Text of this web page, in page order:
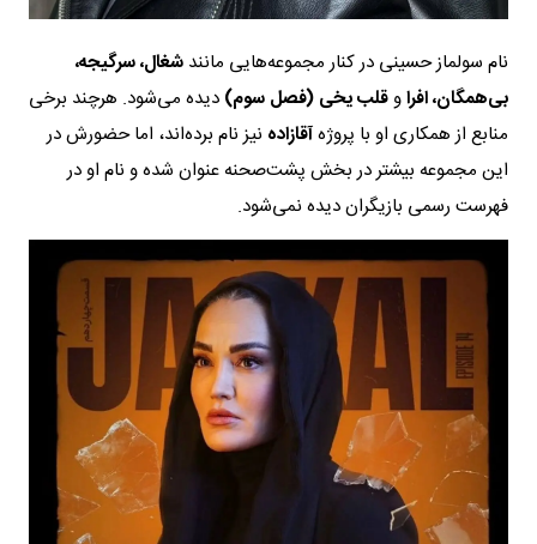
نام سولماز حسینی در کنار مجموعه‌هایی مانند شغال، سرگیجه،
بی‌همگان، افراوقلب یخی (فصل سوم) دیده می‌شود. هرچند برخی
منابع از همکاری او با پروژهآقازاده نیز نام برده‌اند، اما حضورش در
این مجموعه بیشتر در بخش پشت‌صحنه عنوان شده و نام او در
فهرست رسمی بازیگران دیده نمی‌شود.